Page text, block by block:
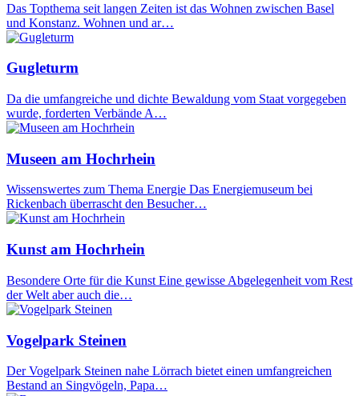
Das Topthema seit langen Zeiten ist das Wohnen zwischen Basel
und Konstanz. Wohnen und ar…
Gugleturm
Da die umfangreiche und dichte Bewaldung vom Staat vorgegeben
wurde, forderten Verbände A…
Museen am Hochrhein
Wissenswertes zum Thema Energie Das Energiemuseum bei
Rickenbach überrascht den Besucher…
Kunst am Hochrhein
Besondere Orte für die Kunst Eine gewisse Abgelegenheit vom Rest
der Welt aber auch die…
Vogelpark Steinen
Der Vogelpark Steinen nahe Lörrach bietet einen umfangreichen
Bestand an Singvögeln, Papa…